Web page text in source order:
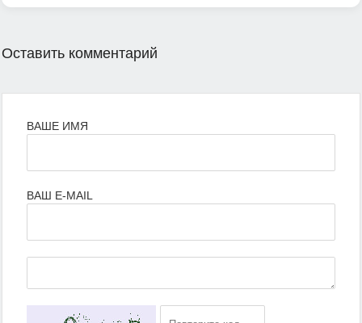
Оставить комментарий
ВАШЕ ИМЯ
ВАШ E-MAIL